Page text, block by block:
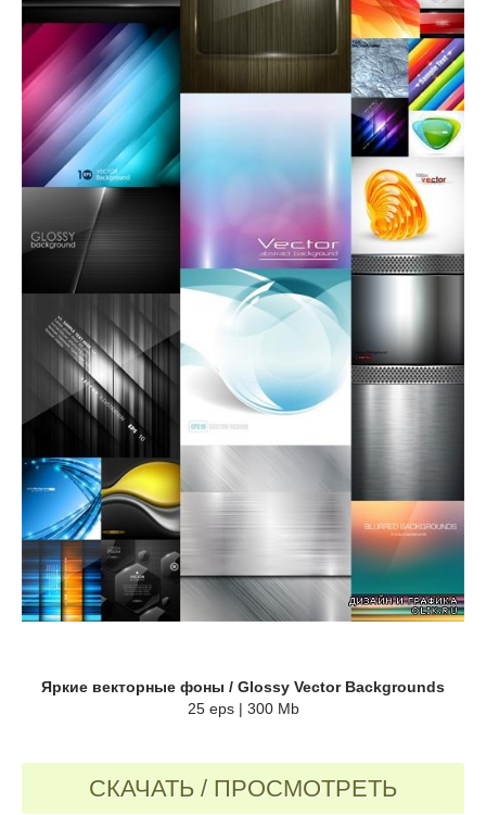
Яркие векторные фоны / Glossy Vector Backgrounds
25 eps | 300 Mb
СКАЧАТЬ / ПРОСМОТРЕТЬ